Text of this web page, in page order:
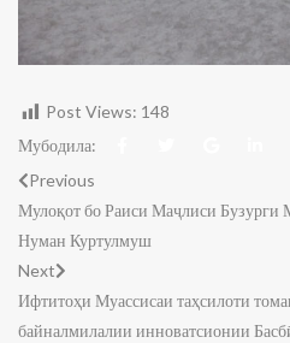
Post Views: 148
Мубодила:
Previous
Мулоқот бо Раиси Маҷлиси
Нуман Куртулмуш
Next
Ифтитоҳи Муассисаи таҳсилоти
байналмилалии инноватсионии